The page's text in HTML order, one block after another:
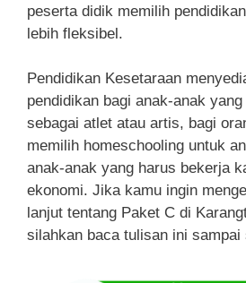
peserta didik memilih
lebih fleksibel.
Pendidikan Kesetaraan
pendidikan bagi anak-anak
sebagai atlet atau artis, bagi
memilih homeschooling untuk
anak-anak yang harus bekerja
ekonomi. Jika kamu ingin
lanjut tentang Paket C di
silahkan baca tulisan ini sampai